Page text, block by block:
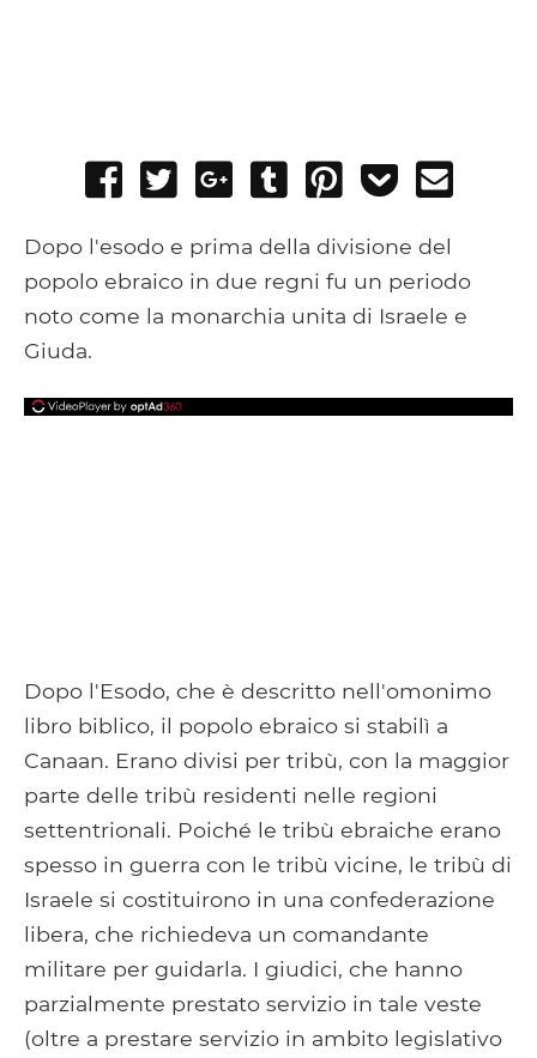
Share
Facebook
Tweet
Share
Google+
Post
Tumblr
Pin
Add
Pocket
Dopo l'esodo e prima della divisione del
popolo ebraico in due regni fu un periodo
noto come la monarchia unita di Israele e
Giuda.
Dopo l'Esodo, che è descritto nell'omonimo
libro biblico, il popolo ebraico si stabilì a
Canaan. Erano divisi per tribù, con la maggior
parte delle tribù residenti nelle regioni
settentrionali. Poiché le tribù ebraiche erano
spesso in guerra con le tribù vicine, le tribù di
Israele si costituirono in una confederazione
libera, che richiedeva un comandante
militare per guidarla. I giudici, che hanno
parzialmente prestato servizio in tale veste
(oltre a prestare servizio in ambito legislativo